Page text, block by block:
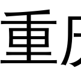
重